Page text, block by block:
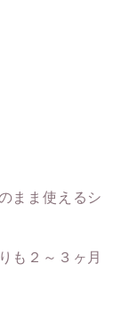
まま使えるシ
も２～３ヶ月